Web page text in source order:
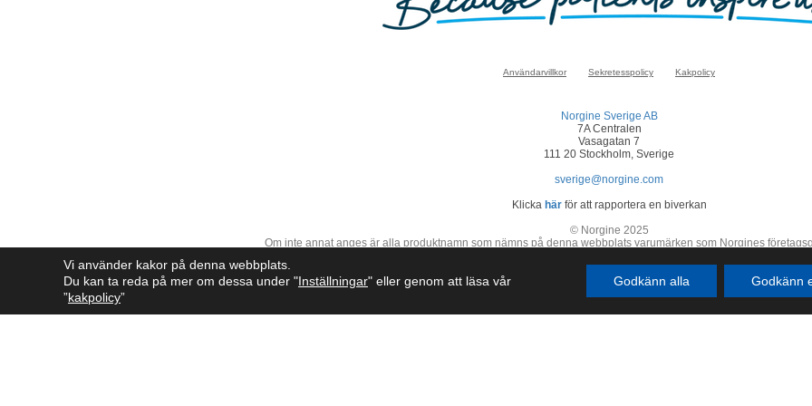
Användarvillkor Sekretesspolicy Kakpolicy
Norgine Sverige AB
7A Centralen
Vasagatan 7
111 20 Stockholm, Sverige
sverige@norgine.com
Klicka härför att rapportera en biverkan
© Norgine 2025
Om inte annat anges är alla produktnamn som nämns på denna webbplats varumärken som Norgines
SE-COR-NP-2200050
Vi använder kakor på denna webbplats.
Du kan ta reda på mer om dessa under "Inställningar" eller genom att läsa vår
”kakpolicy”
Godkänn alla Godkänn